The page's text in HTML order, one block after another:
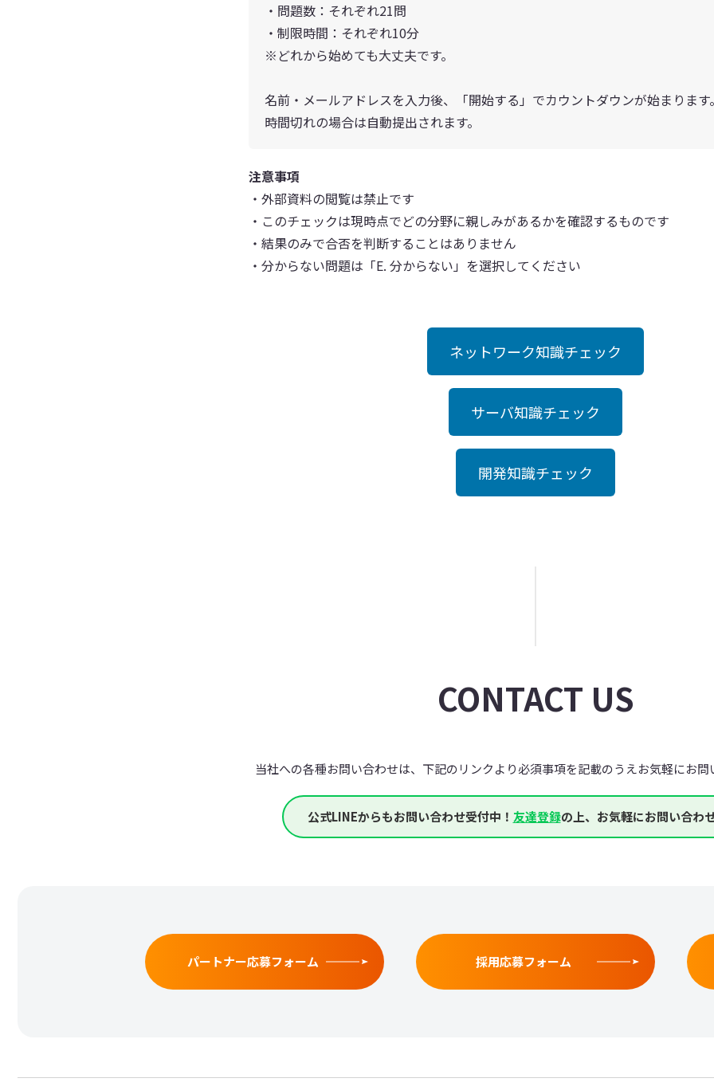
・問題数：それぞれ21問
・制限時間：それぞれ10分
※どれから始めても大丈夫です。
名前・メールアドレスを入力後、「開始する」でカウントダウンが始まります
時間切れの場合は自動提出されます。
注意事項
・外部資料の閲覧は禁止です
・このチェックは現時点でどの分野に親しみがあるかを確認するものです
・結果のみで合否を判断することはありません
・分からない問題は「E. 分からない」を選択してください
ネットワーク知識チェック
サーバ知識チェック
開発知識チェック
CONTACT US
当社への各種お問い合わせは、下記のリンクより必須事項を記載のうえお気軽にお
公式LINEからもお問い合わせ受付中！ 友達登録の上、お気軽にお問い合わ
パートナー応募フォーム 採用応募フォーム